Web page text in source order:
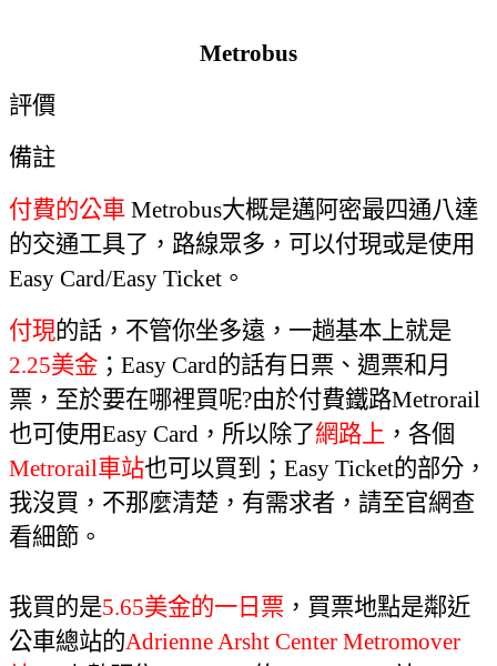
Metrobus
評價
備註
付費的公車 Metrobus大概是邁阿密最四通八達
的交通工具了 ， 路線眾多 ， 可以付現或是使用
Easy Card/Easy Ticket 。
付現的話，不管你坐多遠，一趟基本上就是
2.25美金 ； Easy Card的話有日票、週票和月
票，至於要在哪裡買呢?由於付費鐵路Metrorail
也可使用Easy Card ，所以除了網路上 ，各個
Metrorail車站也可以買到 ； Easy Ticket的部分，
我沒買，不那麼清楚，有需求者 ， 請至官網查
看細節。
我買的是5.65美金的一日票 ，買票地點是鄰近
公車總站的Adrienne Arsht Center Metromover